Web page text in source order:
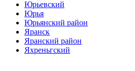
Юрьевский
Юрья
Юрьянский район
Яранск
Яранский район
Яхреньгский